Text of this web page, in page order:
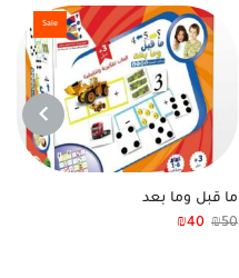
Sale
ما قبل وما بعد
₪50
₪40
NEXT